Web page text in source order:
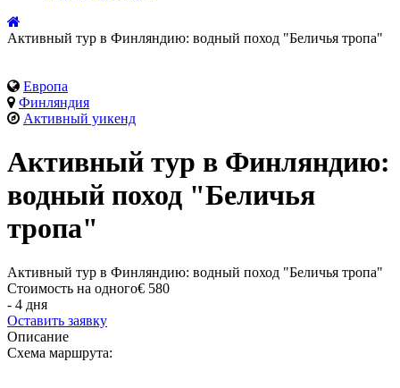
Активный тур в Финляндию: водный поход "Беличья тропа"
Европа
Финляндия
Активный уикенд
Активный тур в Финляндию:
водный поход "Беличья
тропа"
Активный тур в Финляндию: водный поход "Беличья тропа"
Стоимость на одного€ 580
- 4 дня
Оставить заявку
Описание
Схема маршрута: